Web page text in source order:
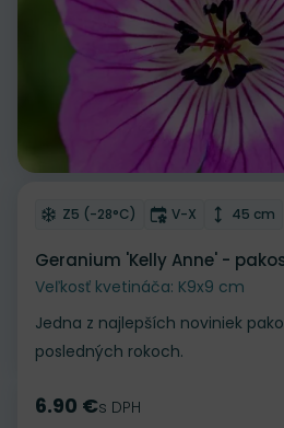
Odober do zoznamu želaní
Mrazuvzdornosť
Z5 (-28°C) Doba kvitnutia
V-X Výška
45 cm
Geranium 'Kelly Anne' -
Veľkosť kvetináča: K9x9 cm
Jedna z najlepších noviniek
posledných rokoch.
Cena
6.90 €s DPH